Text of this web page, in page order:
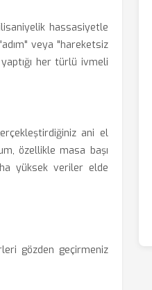
hassasiyetle
veya "hareketsiz
her türlü ivmeli
ani el
özellikle masa başı
yüksek veriler elde
gözden geçirmeniz